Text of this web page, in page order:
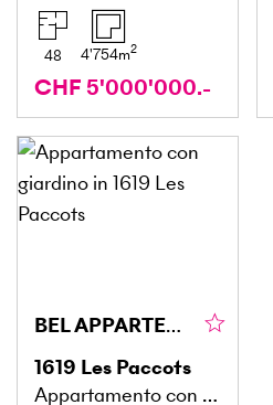
48 4'754m2
CHF 5'000'000.-
BEL APPARTEMENT AVEC PISCINE
1619 Les Paccots
Appartamento con giardino